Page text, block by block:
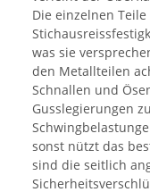
Die einzelnen
was sie
den Metallteilen
Schnallen und
Gusslegierungen
sonst nützt das
sind die seitlich